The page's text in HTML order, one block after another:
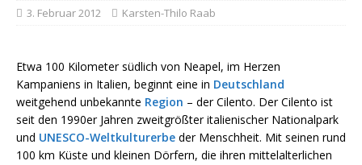
3. Februar 2012 Karsten-Thilo Raab
Etwa 100 Kilometer südlich von Neapel, im Herzen
Kampaniens in Italien, beginnt eine in Deutschland
weitgehend unbekannte Region – der Cilento. Der Cilento ist
seit den 1990er Jahren zweitgrößter italienischer Nationalpark
und UNESCO-Weltkulturerbe der Menschheit. Mit seinen rund
100 km Küste und kleinen Dörfern, die ihren mittelalterlichen